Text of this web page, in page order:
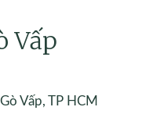
Vấp
Vấp, TP HCM